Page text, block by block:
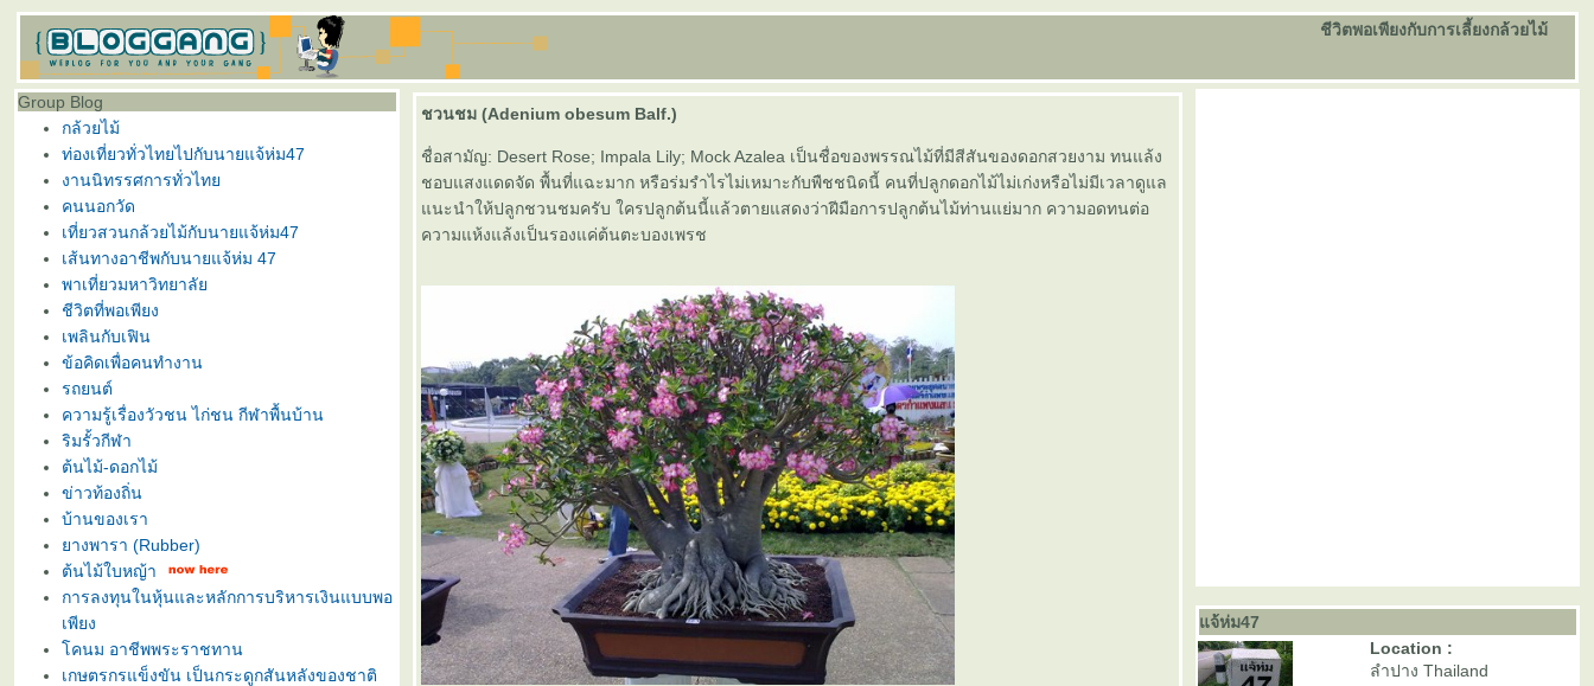
ชีวิตพอเพียงกับการเลี้ยงกล้วยไม้
Group Blog
กล้วยไม้
ท่องเที่ยวทั่วไทยไปกับนายแจ้ห่ม47
งานนิทรรศการทั่วไท
คนนอกวัด
เที่ยวสวนกล้วยไม้กับนายแจ้ห่ม47
เส้นทางอาชีพกับนายแจ้ห่ม 47
พาเที่ยวมหาวิทยาลั
ชีวิตที่พอเพียง
เพลินกับเฟิน
ข้อคิดเพื่อคนทำงาน
รถยนต์
ความรู้เรื่องวัวชน ไก่ชน กีฬาพื้นบ้าน
ริมรั้วกีฬา
ต้นไม้-ดอกไม้
ข่าวท้องถิ่น
บ้านของเรา
างพารา (Rubber)
ต้นไม้ใบหญ้า
การลงทุนในหุ้นและหลักการบริหารเงินแบบพอ
เพียง
คนม อาชีพพระราชทาน
เกษตรกรแข็งขัน เป็นกระดูกสันหลังของชาติ
ชวนชม (Adenium obesum Balf.)
ชื่อสามัญ: Desert Rose; Impala Lily; Mock Azalea เป็นชื่อของพรรณไม้ที่มีสีสันของดอกสวยงาม ทนแล้ง
ชอบแสงแดดจัด พื้นที่แฉะมาก หรือร่มรำไรไม่เหมาะกับพืชชนิดนี้ คนที่ปลูกดอกไม้ไม่เก่งหรือไม่มีเวลาดูแล
นะนำให้ปลูกชวนชมครับ ใครปลูกต้นนี้แล้วตายแสดงว่าฝีมือการปลูกต้นไม้ท่านแย่มาก ความอดทนต่อ
ความแห้งแล้งเป็นรองแค่ต้นตะบองเพรช
จ้ห่ม47
Location :
ลำปาง Thailand